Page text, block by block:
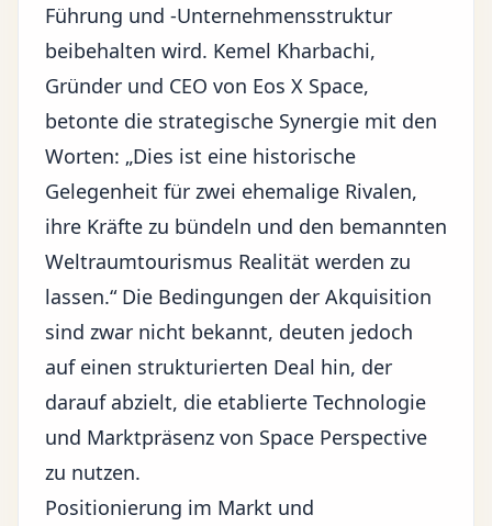
Führung und -Unternehmensstruktur
beibehalten wird. Kemel Kharbachi,
Gründer und CEO von Eos X Space,
betonte die strategische Synergie mit den
Worten: „Dies ist eine historische
Gelegenheit für zwei ehemalige Rivalen,
ihre Kräfte zu bündeln und den bemannten
Weltraumtourismus Realität werden zu
lassen.“ Die Bedingungen der Akquisition
sind zwar nicht bekannt, deuten jedoch
auf einen strukturierten Deal hin, der
darauf abzielt, die etablierte Technologie
und Marktpräsenz von Space Perspective
zu nutzen.
Positionierung im Markt und